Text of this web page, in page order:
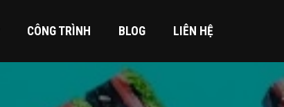
CÔNG TRÌNH BLOG LIÊN HỆ